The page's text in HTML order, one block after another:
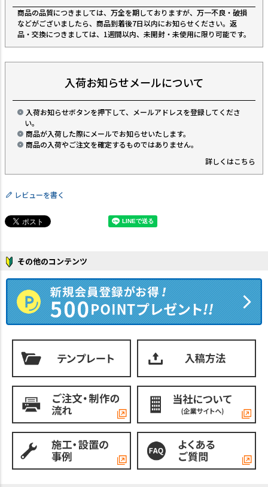
商品の品質につきましては、万全を期しておりますが、万一不良・破損
などがございましたら、商品到着後7日以内にお知らせください。返
品・交換につきましては、1週間以内、未開封・未使用に限り可能です。
入荷お知らせメールについて
入荷お知らせボタンを押下して、メールアドレスを登録してくださ
い。
商品が入荷した際にメールでお知らせいたします。
商品の入荷やご注文を確定するものではありません。
詳しくはこちら
レビューを書く
その他のコンテンツ